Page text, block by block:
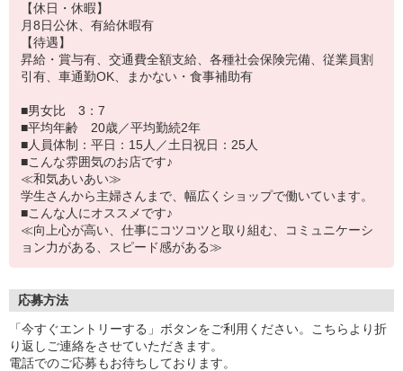
【休日・休暇】
月8日公休、有給休暇有
【待遇】
昇給・賞与有、交通費全額支給、各種社会保険完備、従業員割
引有、車通勤OK、まかない・食事補助有
■男女比 3：7
■平均年齢 20歳／平均勤続2年
■人員体制：平日：15人／土日祝日：25人
■こんな雰囲気のお店です♪
≪和気あいあい≫
学生さんから主婦さんまで、幅広くショップで働いています。
■こんな人にオススメです♪
≪向上心が高い、仕事にコツコツと取り組む、コミュニケーシ
ョン力がある、スピード感がある≫
応募方法
「今すぐエントリーする」ボタンをご利用ください。こちらより折
り返しご連絡をさせていただきます。
電話でのご応募もお待ちしております。